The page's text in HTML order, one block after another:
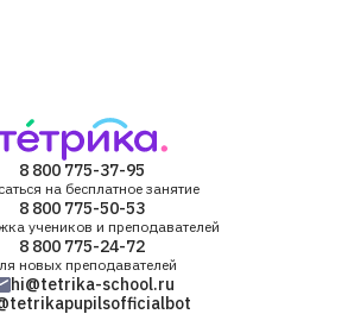
8 800 775-37-95
на бесплатное занятие
8 800 775-50-53
учеников и преподавателей
8 800 775-24-72
новых преподавателей
hi@tetrika-school.ru